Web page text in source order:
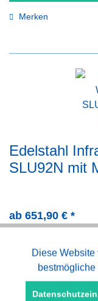
Merken
Edelstahl
SLU92N mit
ab 651,90 € *
Merken
Funktionale
Marketing
Diese